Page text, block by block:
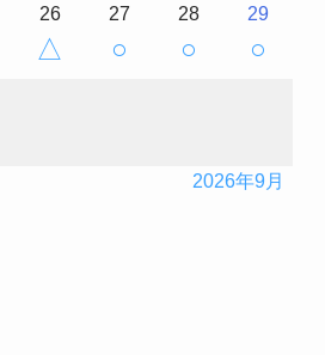
26
△
27
○
28
○
29
○
2026年9月